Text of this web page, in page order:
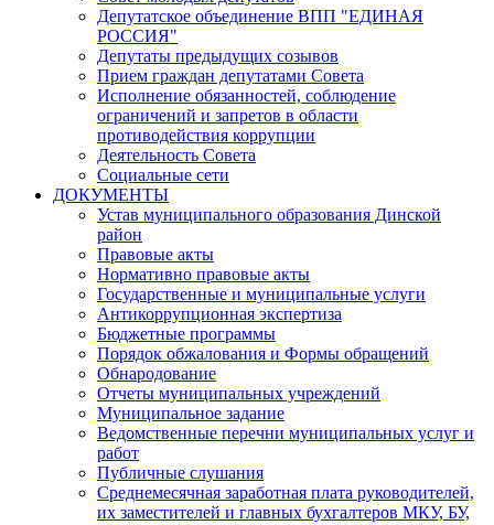
Депутатское объединение ВПП "ЕДИНАЯ
РОССИЯ"
Депутаты предыдущих созывов
Прием граждан депутатами Совета
Исполнение обязанностей, соблюдение
ограничений и запретов в области
противодействия коррупции
Деятельность Совета
Социальные сети
ДОКУМЕНТЫ
Устав муниципального образования Динской
район
Правовые акты
Нормативно правовые акты
Государственные и муниципальные услуги
Антикоррупционная экспертиза
Бюджетные программы
Порядок обжалования и Формы обращений
Обнародование
Отчеты муниципальных учреждений
Муниципальное задание
Ведомственные перечни муниципальных услуг и
работ
Публичные слушания
Среднемесячная заработная плата руководителей,
их заместителей и главных бухгалтеров МКУ, БУ,